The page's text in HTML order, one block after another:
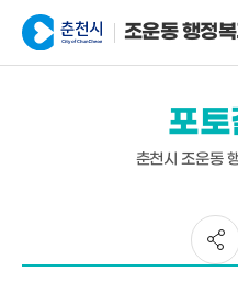
조운동 행정
포토
춘천시 조운동